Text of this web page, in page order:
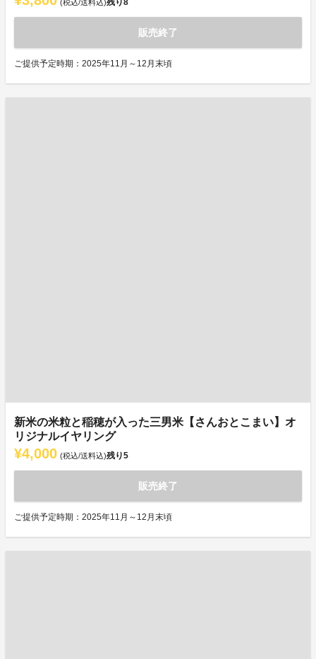
(税込/送料込)残り8
販売終了
ご提供予定時期：2025年11月～12月末頃
新米の米粒と稲穂が入った三男米【さんおとこまい】オ
リジナルイヤリング
¥4,000 (税込/送料込)残り5
販売終了
ご提供予定時期：2025年11月～12月末頃